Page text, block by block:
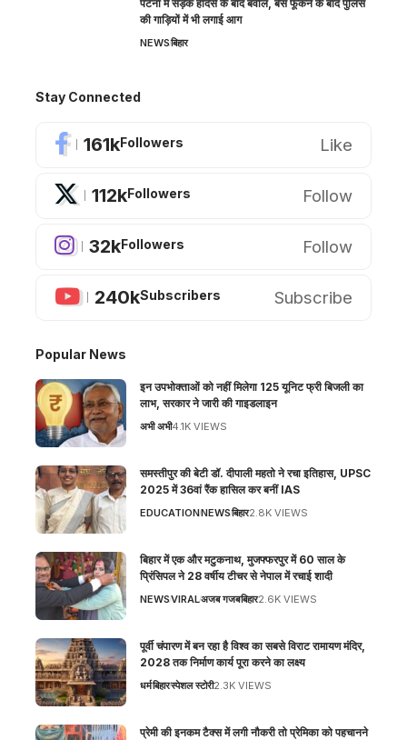
पटना में सड़क हादसे के बाद बवाल, बस फूंकने के बाद पुलिस
की गाड़ियों में भी लगाई आग
NEWSबिहार
Stay Connected
161kFollowers Like
112kFollowers Follow
32kFollowers Follow
240kSubscribers Subscribe
Popular News
इन उपभोक्ताओं को नहीं मिलेगा 125 यूनिट फ्री बिजली का
लाभ, सरकार ने जारी की गाइडलाइन
अभी अभी4.1K VIEWS
समस्तीपुर की बेटी डॉ. दीपाली महतो ने रचा इतिहास, UPSC
2025 में 36वां रैंक हासिल कर बनीं IAS
EDUCATIONNEWSबिहार2.8K VIEWS
बिहार में एक और मटुकनाथ, मुजफ्फरपुर में 60 साल के
प्रिंसिपल ने 28 वर्षीय टीचर से नेपाल में रचाई शादी
NEWSVIRALअजब गजबबिहार2.6K VIEWS
पूर्वी चंपारण में बन रहा है विश्व का सबसे विराट रामायण मंदिर,
2028 तक निर्माण कार्य पूरा करने का लक्ष्य
धर्मबिहारस्पेशल स्टोरी2.3K VIEWS
प्रेमी की इनकम टैक्स में लगी नौकरी तो प्रेमिका को पहचानने